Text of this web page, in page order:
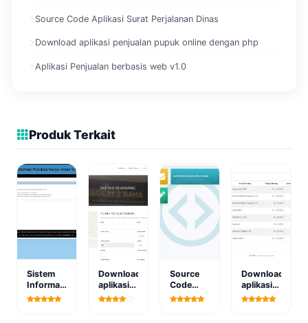
Source Code Aplikasi Surat Perjalanan Dinas
Download aplikasi penjualan pupuk online dengan php
Aplikasi Penjualan berbasis web v1.0
Produk Terkait
Sistem
Informasi
Publikasi
Download
aplikasi
sistem
Source
Code
Aplikasi
Download
aplikasi
data